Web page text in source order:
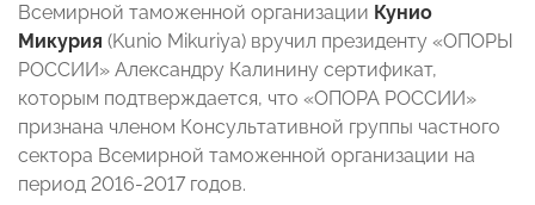
Всемирной таможенной организации Кунио
Микурия (Kunio Mikuriya) вручил президенту «ОПОРЫ
РОССИИ» Александру Калинину сертификат,
которым подтверждается, что «ОПОРА РОССИИ»
признана членом Консультативной группы частного
сектора Всемирной таможенной организации на
период 2016-2017 годов.